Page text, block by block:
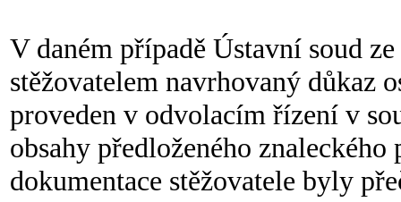
V daném případě Ústavní soud
stěžovatelem navrhovaný důkaz
proveden v odvolacím řízení v
obsahy předloženého
dokumentace stěžovatele byly